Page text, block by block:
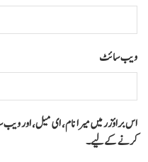
ویب‌ سائٹ
اس براؤزر میں میرا نام، ای میل، اور ویب
کرنے کےلیے۔